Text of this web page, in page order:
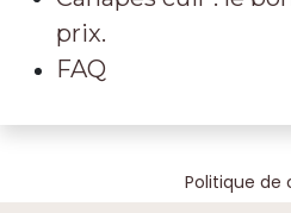
prix.
FAQ
Politique de